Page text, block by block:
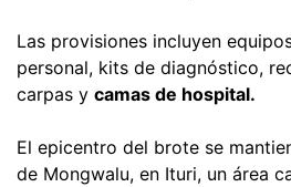
Las provisiones incluyen
personal, kits de diagnóstico,
carpas y camas de hospital.
El epicentro del brote se
de Mongwalu, en Ituri, un área